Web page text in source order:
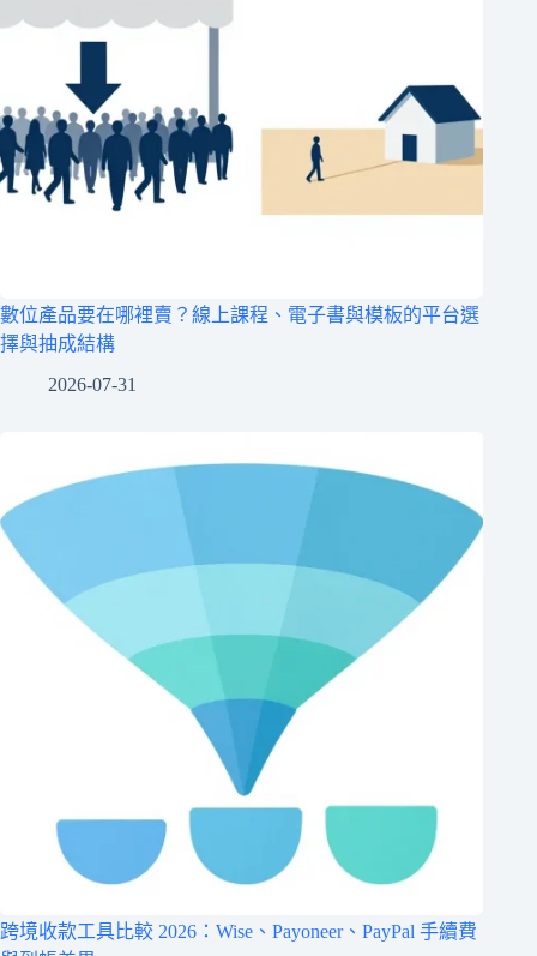
數位產品要在哪裡賣？線上課程、電子書與模板的平台選
擇與抽成結構
2026-07-31
跨境收款工具比較 2026：Wise、Payoneer、PayPal 手續費